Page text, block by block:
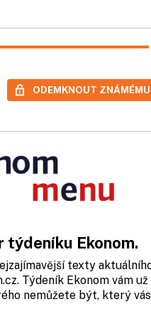
ODEMKNOUT ZNÁMÉMU
Ekonom.
texty
Týdeník Ekonom vám
nemůžete být, který